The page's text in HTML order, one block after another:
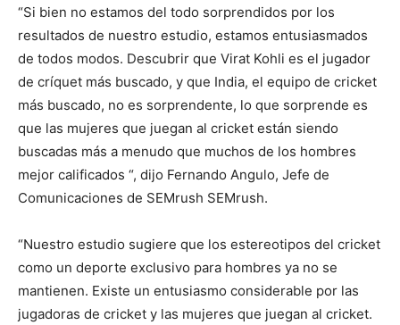
que las mujeres que juegan al cricket están siendo
buscadas más a menudo que muchos de los hombres
mejor calificados “, dijo Fernando Angulo, Jefe de
Comunicaciones de SEMrush SEMrush.
“Nuestro estudio sugiere que los estereotipos del cricket
como un deporte exclusivo para hombres ya no se
mantienen. Existe un entusiasmo considerable por las
jugadoras de cricket y las mujeres que juegan al cricket.
jugando al cricket, y la India, como la mayoría Es probable
que una importante nación jugadora de cricket
suministre a muchos de ellos “, agregó.